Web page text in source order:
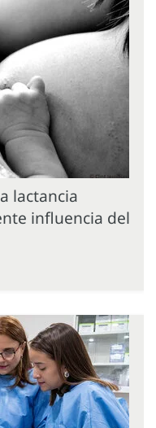
lactancia
influencia del